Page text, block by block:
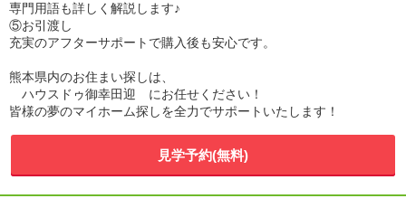
専門用語も詳しく解説します♪
⑤お引渡し
充実のアフターサポートで購入後も安心です。
熊本県内のお住まい探しは、
ハウスドゥ御幸田迎 にお任せください！
皆様の夢のマイホーム探しを全力でサポートいたします！
見学予約(無料)